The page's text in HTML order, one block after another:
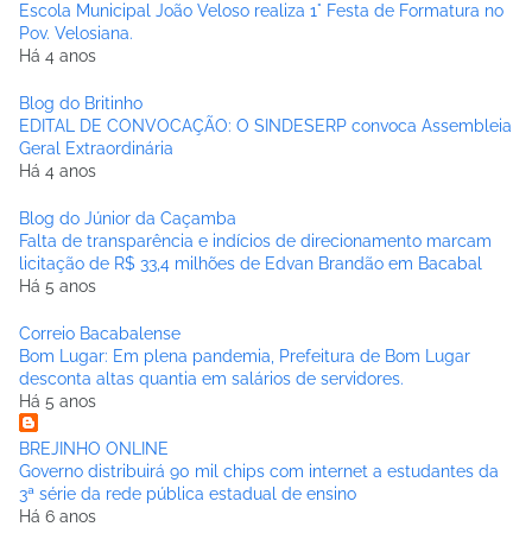
Escola Municipal João Veloso realiza 1° Festa de Formatura no
Pov. Velosiana.
Há 4 anos
Blog do Britinho
EDITAL DE CONVOCAÇÃO: O SINDESERP convoca Assembleia
Geral Extraordinária
Há 4 anos
Blog do Júnior da Caçamba
Falta de transparência e indícios de direcionamento marcam
licitação de R$ 33,4 milhões de Edvan Brandão em Bacabal
Há 5 anos
Correio Bacabalense
Bom Lugar: Em plena pandemia, Prefeitura de Bom Lugar
desconta altas quantia em salários de servidores.
Há 5 anos
BREJINHO ONLINE
Governo distribuirá 90 mil chips com internet a estudantes da
3ª série da rede pública estadual de ensino
Há 6 anos